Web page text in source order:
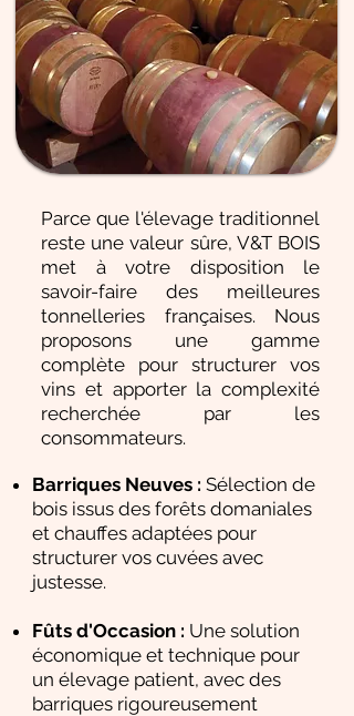
Parce que l'élevage traditionnel
reste une valeur sûre, V&T BOIS
met à votre disposition le
savoir-faire des meilleures
tonnelleries françaises. Nous
proposons une gamme
complète pour structurer vos
vins et apporter la complexité
recherchée par les
consommateurs.
Barriques Neuves : Sélection de
bois issus des forêts domaniales
et chauffes adaptées pour
structurer vos cuvées avec
justesse.
Fûts d'Occasion : Une solution
économique et technique pour
un élevage patient, avec des
barriques rigoureusement